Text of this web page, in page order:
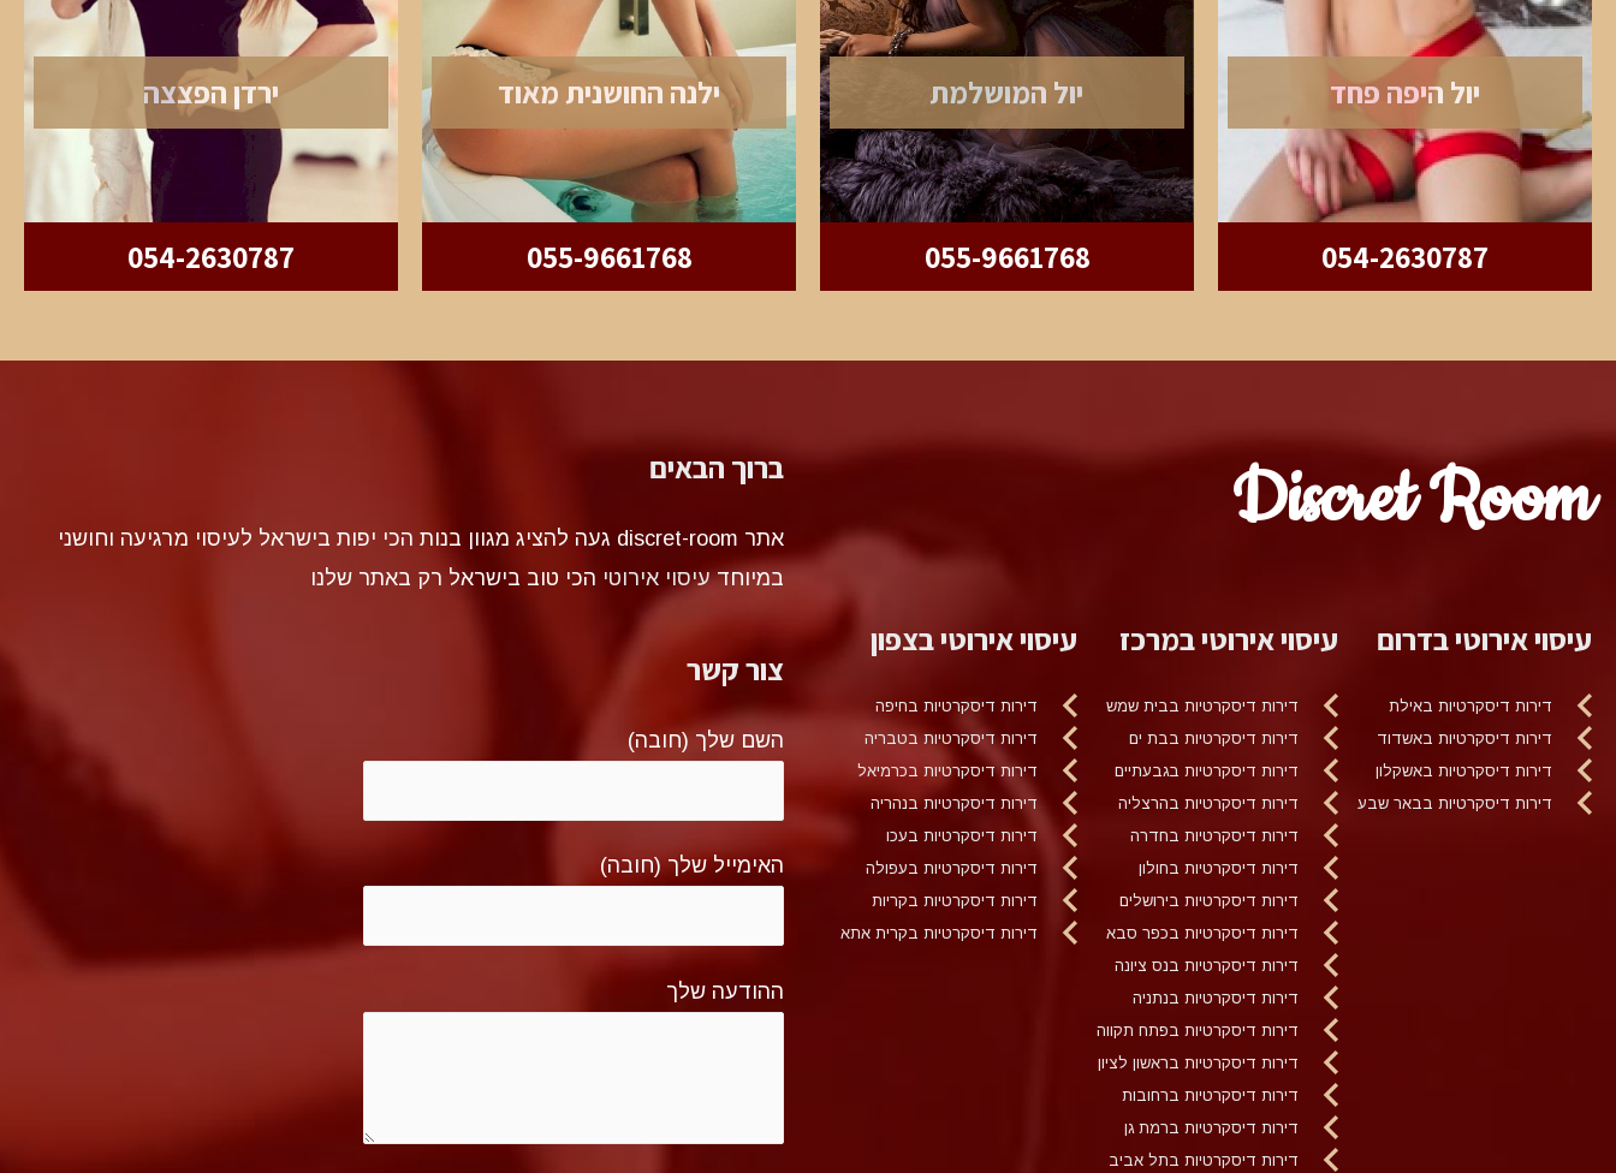
יול היפה פחד
054-2630787
יול המושלמת
055-9661768
ילנה החושנית מאוד
055-9661768
ירדן הפצצה
054-2630787
Discret Room
עיסוי אירוטי בדרום
דירות דיסקרטיות באילת
דירות דיסקרטיות באשדוד
דירות דיסקרטיות באשקלון
דירות דיסקרטיות בבאר שבע
עיסוי אירוטי במרכז
דירות דיסקרטיות בבית שמש
דירות דיסקרטיות בבת ים
דירות דיסקרטיות בגבעתיים
דירות דיסקרטיות בהרצליה
דירות דיסקרטיות בחדרה
דירות דיסקרטיות בחולון
דירות דיסקרטיות בירושלים
דירות דיסקרטיות בכפר סבא
דירות דיסקרטיות בנס ציונה
דירות דיסקרטיות בנתניה
דירות דיסקרטיות בפתח תקווה
דירות דיסקרטיות בראשון לציון
דירות דיסקרטיות ברחובות
דירות דיסקרטיות ברמת גן
דירות דיסקרטיות בתל אביב
עיסוי אירוטי בצפון
דירות דיסקרטיות בחיפה
דירות דיסקרטיות בטבריה
דירות דיסקרטיות בכרמיאל
דירות דיסקרטיות בנהריה
דירות דיסקרטיות בעכו
דירות דיסקרטיות בעפולה
דירות דיסקרטיות בקריות
דירות דיסקרטיות בקרית אתא
ברוך הבאים
אתר discret-room געה להציג מגוון בנות הכי יפות בישראל לעיסוי מרגיעה וחושני
במיוחדעיסוי אירוטי הכי טוב בישראל רק באתר שלנו
צור קשר
השם שלך (חובה)
האימייל שלך (חובה)
ההודעה שלך